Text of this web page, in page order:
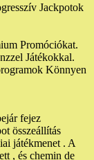
Jackpotok
Promóciókat.
Játékokkal.
Könnyen
fejez
összeállítás
játékmenet . A
, és chemin de